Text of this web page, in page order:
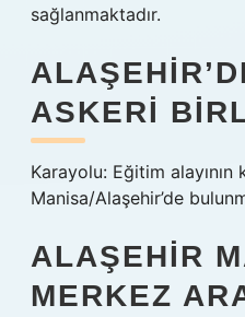
sağlanmaktadır.
ASKERI
Karayolu: Eğitim alayının
Manisa/Alaşehir’de
ALAŞEHIR
MERKEZ